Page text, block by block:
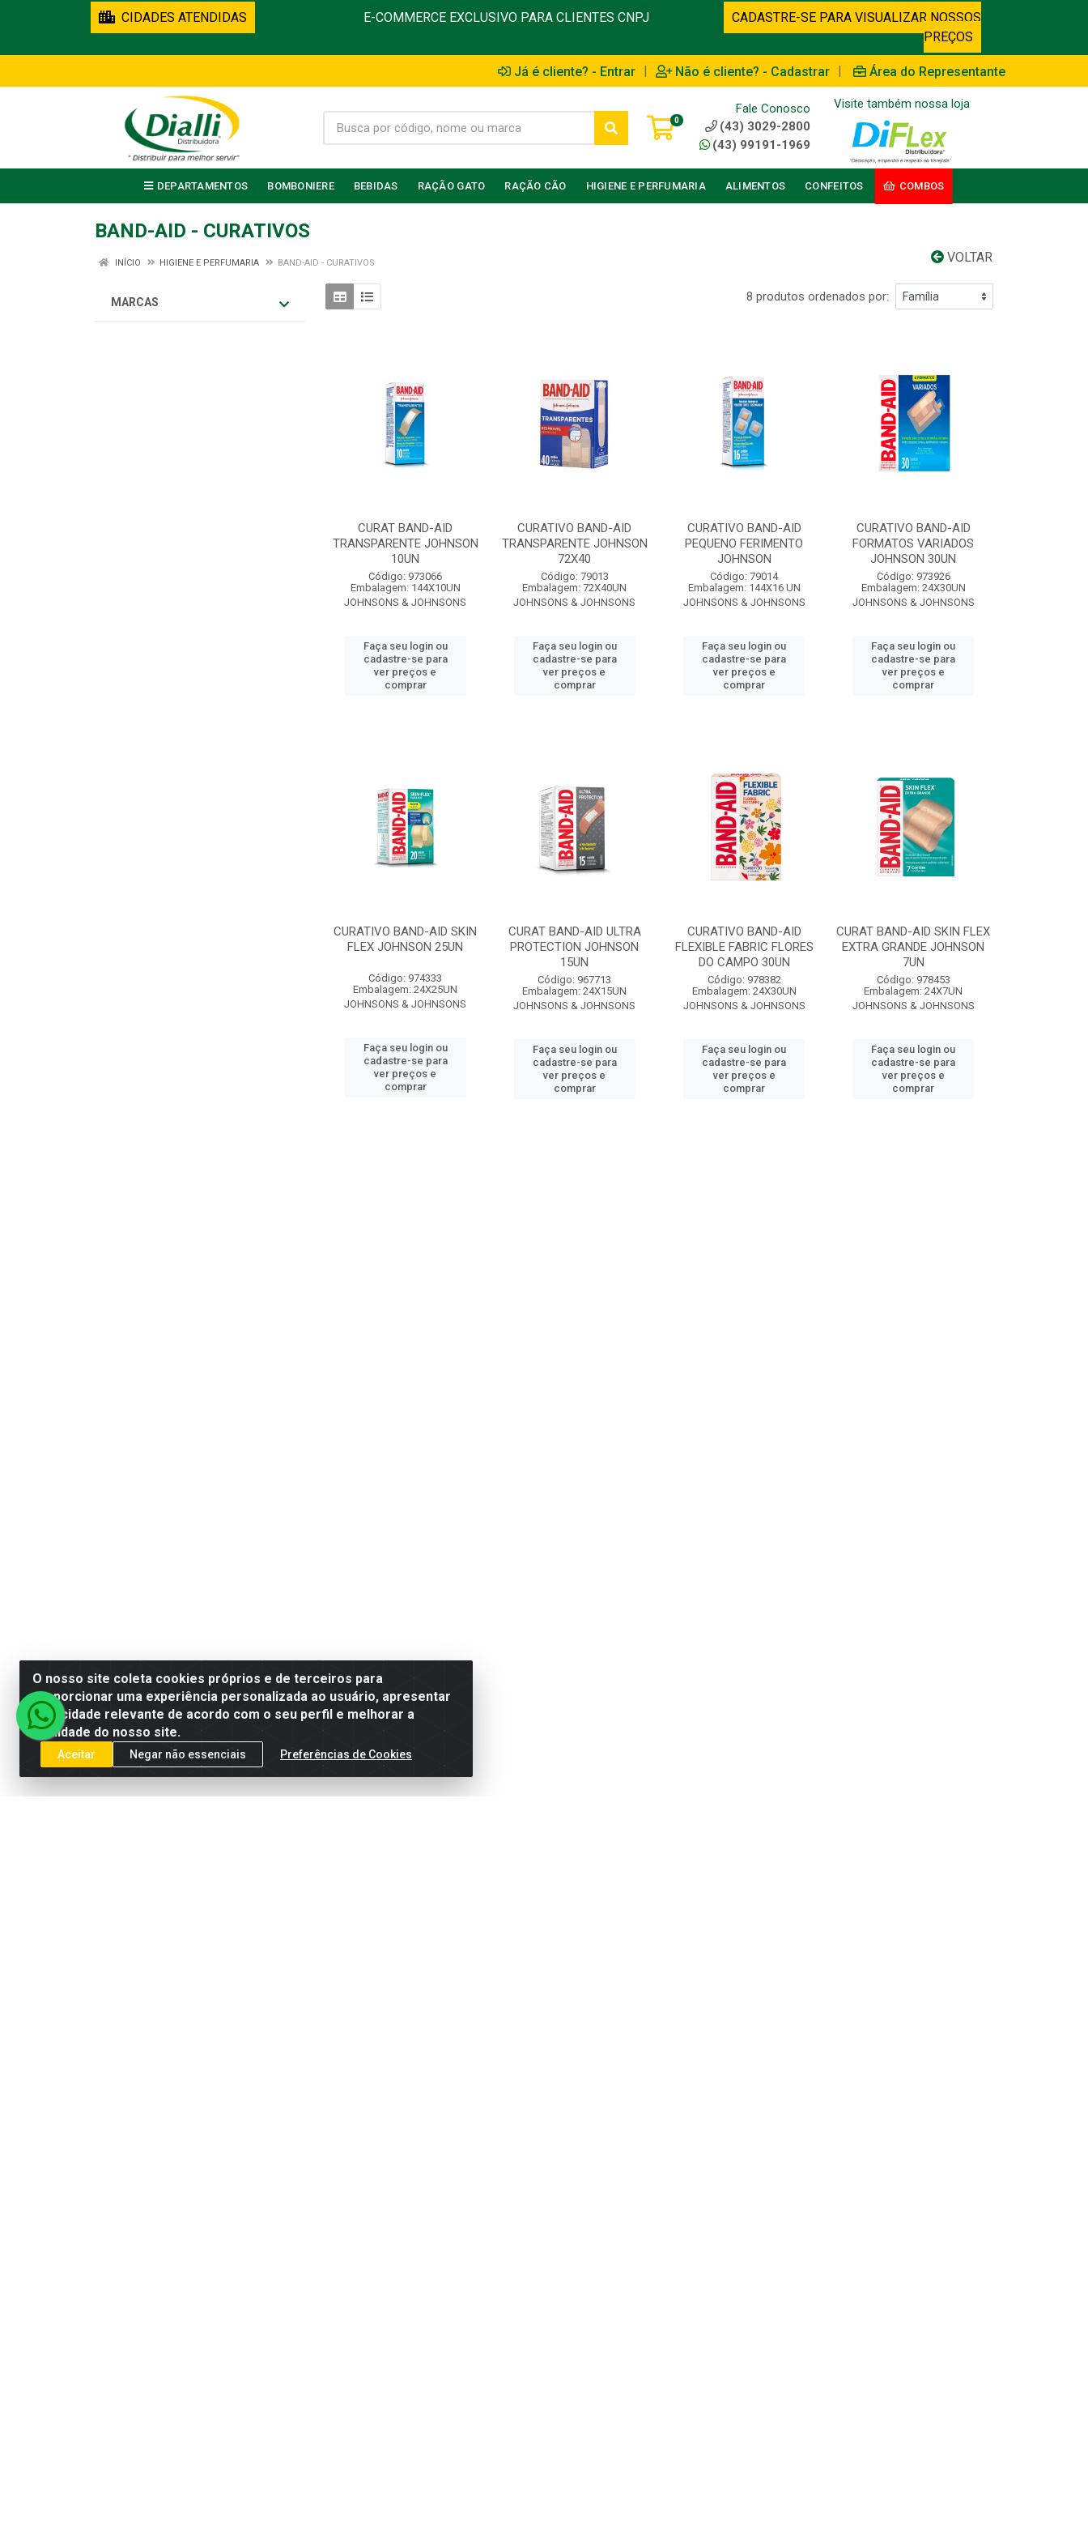
CIDADES ATENDIDAS E-COMMERCE EXCLUSIVO PARA CLIENTES CNPJ
CADASTRE-SE PARA VISUALIZAR NOSSOS
PREÇOS
Já é cliente? - Entrar | Não é cliente? - Cadastrar | Área do Representante
0
Fale Conosco
(43) 3029-2800
(43) 99191-1969
Visite também nossa loja
DEPARTAMENTOS BOMBONIERE BEBIDAS RAÇÃO GATO RAÇÃO CÃO HIGIENE E PERFUMARIA ALIMENTOS CONFEITOS COMBOS
BAND-AID - CURATIVOS
VOLTAR
INÍCIO HIGIENE E PERFUMARIA BAND-AID - CURATIVOS
MARCAS 8 produtos ordenados por:
CURAT BAND-AID
TRANSPARENTE JOHNSON
10UN
Código: 973066
Embalagem: 144X10UN
JOHNSONS & JOHNSONS
Faça seu login ou
cadastre-se para
ver preços e
comprar
CURATIVO BAND-AID
TRANSPARENTE JOHNSON
72X40
Código: 79013
Embalagem: 72X40UN
JOHNSONS & JOHNSONS
Faça seu login ou
cadastre-se para
ver preços e
comprar
CURATIVO BAND-AID
PEQUENO FERIMENTO
JOHNSON
Código: 79014
Embalagem: 144X16 UN
JOHNSONS & JOHNSONS
Faça seu login ou
cadastre-se para
ver preços e
comprar
CURATIVO BAND-AID
FORMATOS VARIADOS
JOHNSON 30UN
Código: 973926
Embalagem: 24X30UN
JOHNSONS & JOHNSONS
Faça seu login ou
cadastre-se para
ver preços e
comprar
CURATIVO BAND-AID SKIN
FLEX JOHNSON 25UN
Código: 974333
Embalagem: 24X25UN
JOHNSONS & JOHNSONS
Faça seu login ou
cadastre-se para
ver preços e
comprar
CURAT BAND-AID ULTRA
PROTECTION JOHNSON
15UN
Código: 967713
Embalagem: 24X15UN
JOHNSONS & JOHNSONS
Faça seu login ou
cadastre-se para
ver preços e
comprar
CURATIVO BAND-AID
FLEXIBLE FABRIC FLORES
DO CAMPO 30UN
Código: 978382
Embalagem: 24X30UN
JOHNSONS & JOHNSONS
Faça seu login ou
cadastre-se para
ver preços e
comprar
CURAT BAND-AID SKIN FLEX
EXTRA GRANDE JOHNSON
7UN
Código: 978453
Embalagem: 24X7UN
JOHNSONS & JOHNSONS
Faça seu login ou
cadastre-se para
ver preços e
comprar
O nosso site coleta cookies próprios e de terceiros para
proporcionar uma experiência personalizada ao usuário, apresentar
publicidade relevante de acordo com o seu perfil e melhorar a
qualidade do nosso site.
Aceitar Negar não essenciais Preferências de Cookies